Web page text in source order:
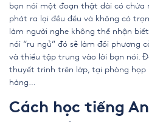
bạn nói một đoạn thật dài có chứa
phát ra lại đều đều và không có
làm người nghe không thể nhận
nói “ru ngủ” đó sẽ làm đối phương
và thiếu tập trung vào lời bạn nói.
thuyết trình trên lớp, tại phòng họp
hàng…
Cách học tiếng